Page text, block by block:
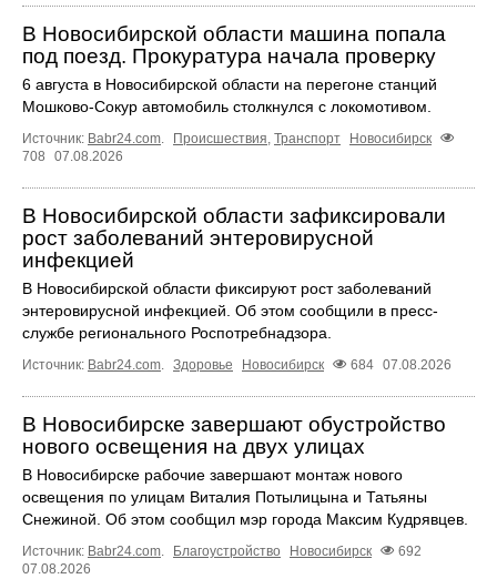
В Новосибирской области машина попала
под поезд. Прокуратура начала проверку
6 августа в Новосибирской области на перегоне станций
Мошково-Сокур автомобиль столкнулся с локомотивом.
Источник: Babr24.com. Происшествия, Транспорт
Новосибирск
708
07.08.2026
В Новосибирской области зафиксировали
рост заболеваний энтеровирусной
инфекцией
В Новосибирской области фиксируют рост заболеваний
энтеровирусной инфекцией. Об этом сообщили в пресс-
службе регионального Роспотребнадзора.
Источник: Babr24.com. Здоровье Новосибирск 684 07.08.2026
В Новосибирске завершают обустройство
нового освещения на двух улицах
В Новосибирске рабочие завершают монтаж нового
освещения по улицам Виталия Потылицына и Татьяны
Снежиной. Об этом сообщил мэр города Максим Кудрявцев.
Источник: Babr24.com. Благоустройство Новосибирск
692
07.08.2026